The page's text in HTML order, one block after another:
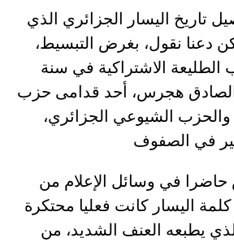
تاريخ اليسار الجزائري الذي
دعنا نقول، بغرض التبسيط،
الطليعة الاشتراكية في سنة
الصادق هجرس، أحد قدامى حزب
الشيوعي الجزائري،
في وسائل الإعلام من
اليسار كانت فعليا محتكرة
يطبعه العنف الشديد، من